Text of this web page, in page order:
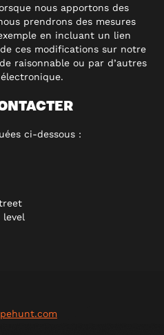
nous apportons des
prendrons des mesures
en incluant un lien
ces modifications sur notre
raisonnable ou par d’autres
ci-dessous :
level